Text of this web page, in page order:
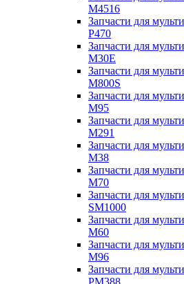
M4516
Запчасти для
P470
Запчасти для
M30E
Запчасти для
M800S
Запчасти для
M95
Запчасти для
M291
Запчасти для
M38
Запчасти для
M70
Запчасти для
SM1000
Запчасти для
M60
Запчасти для
M96
Запчасти для
PM388